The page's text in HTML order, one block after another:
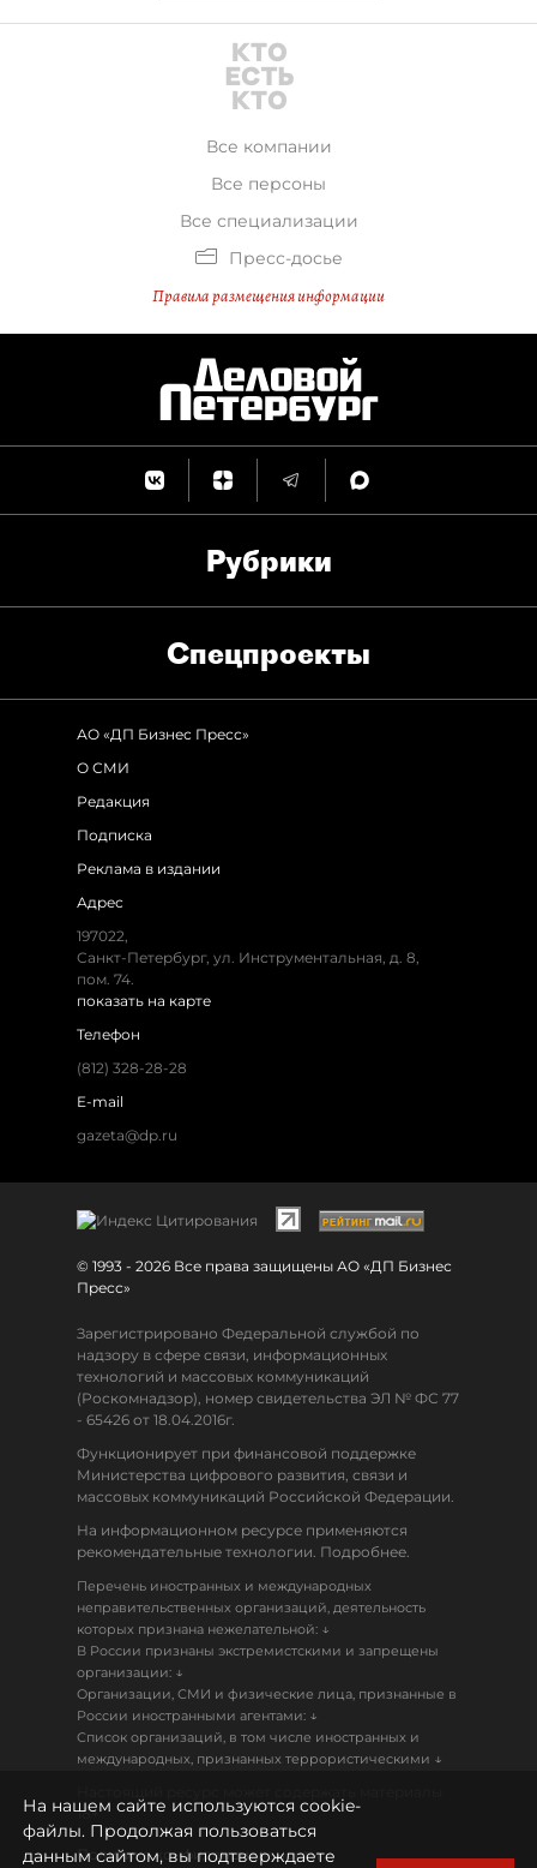
Все компании
Все персоны
Все специализации
Пресс-досье
Правила размещения информации
Рубрики
Спец­проекты
АО «ДП Бизнес Пресс»
О СМИ
Редакция
Подписка
Реклама в издании
Адрес
197022,
Санкт-Петербург, ул. Инструментальная, д. 8,
пом. 74.
показать на карте
Телефон
(812) 328-28-28
E-mail
gazeta@dp.ru
© 1993 - 2026 Все права защищены АО «ДП Бизнес
Пресс»
Зарегистрировано Федеральной службой по
надзору в сфере связи, информационных
технологий и массовых коммуникаций
(Роскомнадзор), номер свидетельства ЭЛ № ФС 77
- 65426 от 18.04.2016г.
Функционирует при финансовой поддержке
Министерства цифрового развития, связи и
массовых коммуникаций Российской Федерации.
На информационном ресурсе применяются
рекомендательные технологии. Подробнее.
Перечень иностранных и международных
неправительственных организаций, деятельность
которых признана нежелательной: ↓
В России признаны экстремистскими и запрещены
организации: ↓
Организации, СМИ и физические лица, признанные в
России иностранными агентами: ↓
Список организаций, в том числе иностранных и
международных, признанных террористическими ↓
18+
Политика конфиденциальности
На нашем сайте используются cookie-
файлы. Продолжая пользоваться
данным сайтом, вы подтверждаете